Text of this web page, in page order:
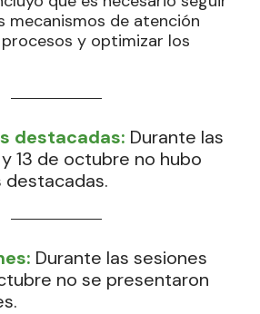
mecanismos de atención
y optimizar los
destacadas: Durante las
y 13 de octubre no hubo
Durante las sesiones
no se presentaron